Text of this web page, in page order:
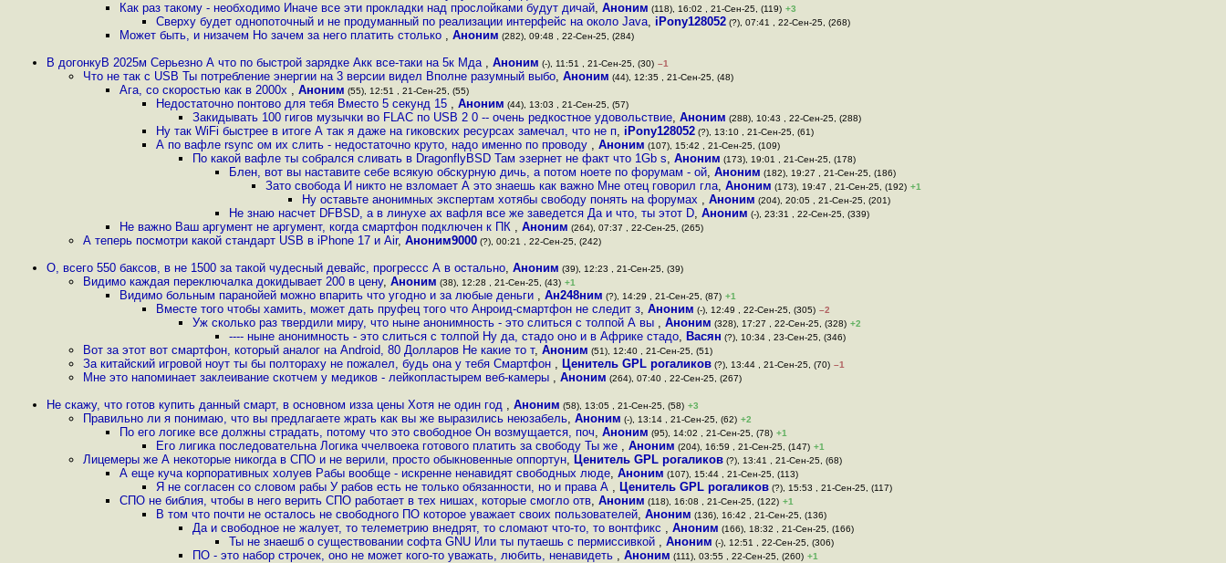
Как раз такому - необходимо Иначе все эти прокладки над прослойками будут дичай, Аноним (118), 16:02 , 21-Сен-25, (119) +3
Сверху будет однопоточный и не продуманный по реализации интерфейс на около Java, iPony128052 (?), 07:41 , 22-Сен-25, (268)
Может быть, и низачем Но зачем за него платить столько , Аноним (282), 09:48 , 22-Сен-25, (284)
В догонкуВ 2025м Серьезно А что по быстрой зарядке Акк все-таки на 5к Мда , Аноним (-), 11:51 , 21-Сен-25, (30) –1
Что не так с USB Ты потребление энергии на 3 версии видел Вполне разумный выбо, Аноним (44), 12:35 , 21-Сен-25, (48)
Ага, со скоростью как в 2000х , Аноним (55), 12:51 , 21-Сен-25, (55)
Недостаточно понтово для тебя Вместо 5 секунд 15 , Аноним (44), 13:03 , 21-Сен-25, (57)
Закидывать 100 гигов музычки во FLAC по USB 2 0 -- очень редкостное удовольствие, Аноним (288), 10:43 , 22-Сен-25, (288)
Ну так WiFi быстрее в итоге А так я даже на гиковских ресурсах замечал, что не п, iPony128052 (?), 13:10 , 21-Сен-25, (61)
А по вафле rsync ом их слить - недостаточно круто, надо именно по проводу , Аноним (107), 15:42 , 21-Сен-25, (109)
По какой вафле ты собрался сливать в DragonflyBSD Там эзернет не факт что 1Gb s, Аноним (173), 19:01 , 21-Сен-25, (178)
Блен, вот вы наставите себе всякую обскурную дичь, а потом ноете по форумам - ой, Аноним (182), 19:27 , 21-Сен-25, (186)
Зато свобода И никто не взломает А это знаешь как важно Мне отец говорил гла, Аноним (173), 19:47 , 21-Сен-25, (192) +1
Ну оставьте анонимных экспертам хотябы свободу понять на форумах , Аноним (204), 20:05 , 21-Сен-25, (201)
Не знаю насчет DFBSD, а в линухе ax вафля все же заведется Да и что, ты этот D, Аноним (-), 23:31 , 22-Сен-25, (339)
Не важно Ваш аргумент не аргумент, когда смартфон подключен к ПК , Аноним (264), 07:37 , 22-Сен-25, (265)
А теперь посмотри какой стандарт USB в iPhone 17 и Air, Аноним9000 (?), 00:21 , 22-Сен-25, (242)
О, всего 550 баксов, в не 1500 за такой чудесный девайс, прогрессс А в остально, Аноним (39), 12:23 , 21-Сен-25, (39)
Видимо каждая переключалка докидывает 200 в цену, Аноним (38), 12:28 , 21-Сен-25, (43) +1
Видимо больным паранойей можно впарить что угодно и за любые деньги , Ан248ним (?), 14:29 , 21-Сен-25, (87) +1
Вместе того чтобы хамить, может дать пруфец того что Анроид-смартфон не следит з, Аноним (-), 12:49 , 22-Сен-25, (305) –2
Уж сколько раз твердили миру, что ныне анонимность - это слиться с толпой А вы , Аноним (328), 17:27 , 22-Сен-25, (328) +2
---- ныне анонимность - это слиться с толпой Ну да, стадо оно и в Африке стадо, Васян (?), 10:34 , 23-Сен-25, (346)
Вот за этот вот смартфон, который аналог на Android, 80 Долларов Не какие то т, Аноним (51), 12:40 , 21-Сен-25, (51)
За китайский игровой ноут ты бы полтораху не пожалел, будь она у тебя Смартфон , Ценитель GPL рогаликов (?), 13:44 , 21-Сен-25, (70) –1
Мне это напоминает заклеивание скотчем у медиков - лейкопластырем веб-камеры , Аноним (264), 07:40 , 22-Сен-25, (267)
Не скажу, что готов купить данный смарт, в основном изза цены Хотя не один год , Аноним (58), 13:05 , 21-Сен-25, (58) +3
Правильно ли я понимаю, что вы предлагаете жрать как вы же выразились неюзабель, Аноним (-), 13:14 , 21-Сен-25, (62) +2
По его логике все должны страдать, потому что это свободное Он возмущается, поч, Аноним (95), 14:02 , 21-Сен-25, (78) +1
Его лигика последовательна Логика ччелвоека готового платить за свободу Ты же , Аноним (204), 16:59 , 21-Сен-25, (147) +1
Лицемеры же А некоторые никогда в СПО и не верили, просто обыкновенные оппортун, Ценитель GPL рогаликов (?), 13:41 , 21-Сен-25, (68)
А еще куча корпоративных холуев Рабы вообще - искренне ненавидят свободных люде, Аноним (107), 15:44 , 21-Сен-25, (113)
Я не согласен со словом рабы У рабов есть не только обязанности, но и права А , Ценитель GPL рогаликов (?), 15:53 , 21-Сен-25, (117)
СПО не библия, чтобы в него верить СПО работает в тех нишах, которые смогло отв, Аноним (118), 16:08 , 21-Сен-25, (122) +1
В том что почти не осталось не свободного ПО которое уважает своих пользователей, Аноним (136), 16:42 , 21-Сен-25, (136)
Да и свободное не жалует, то телеметрию внедрят, то сломают что-то, то вонтфикс , Аноним (166), 18:32 , 21-Сен-25, (166)
Ты не знаешб о существовании софта GNU Или ты путаешь с пермиссивкой , Аноним (-), 12:51 , 22-Сен-25, (306)
ПО - это набор строчек, оно не может кого-то уважать, любить, ненавидеть , Аноним (111), 03:55 , 22-Сен-25, (260) +1